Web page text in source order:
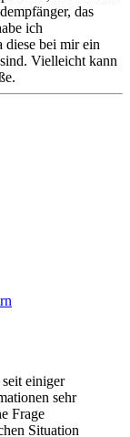
das
ich
bei mir ein
Vielleicht kann
einiger
sehr
Frage
Situation